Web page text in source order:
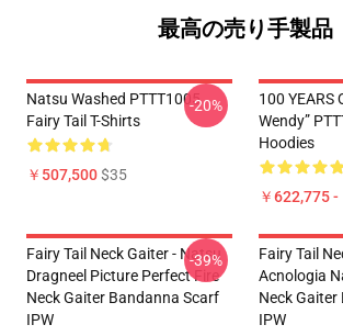
最高の売り手製品
Natsu Washed PTTT1005
Fairy Tail T-Shirts
￥507,500$35
-20%
100 YEARS
Wendy”
Hoodies
￥622,775
Fairy Tail Neck Gaiter - Natsu
Dragneel Picture Perfect Fire
Neck Gaiter Bandanna Scarf
IPW
-39%
Fairy Tail
Acnologia
Neck
IPW